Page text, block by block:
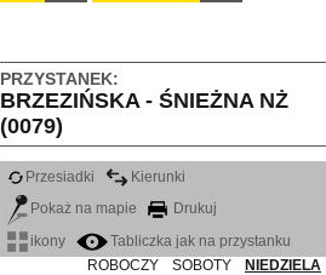
PRZYSTANEK:
BRZEZIŃSKA - ŚNIEŻNA NŻ
(0079)
Przesiadki
Kierunki
Pokaż na mapie
Drukuj
ikony
Tabliczka jak na przystanku
ROBOCZY
SOBOTY
NIEDZIELA